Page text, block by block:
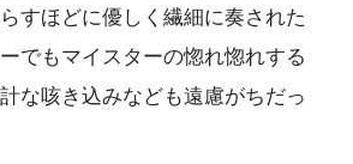
すほどに優しく繊細に奏された
でもマイスターの惚れ惚れする
な咳き込みなども遠慮がちだっ